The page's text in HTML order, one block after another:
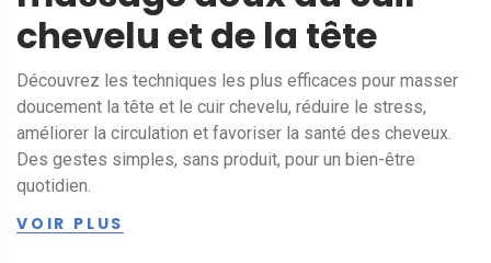
chevelu et de la tête
Découvrez les techniques les plus efficaces pour masser
doucement la tête et le cuir chevelu, réduire le stress,
améliorer la circulation et favoriser la santé des cheveux.
Des gestes simples, sans produit, pour un bien-être
quotidien.
VOIR PLUS